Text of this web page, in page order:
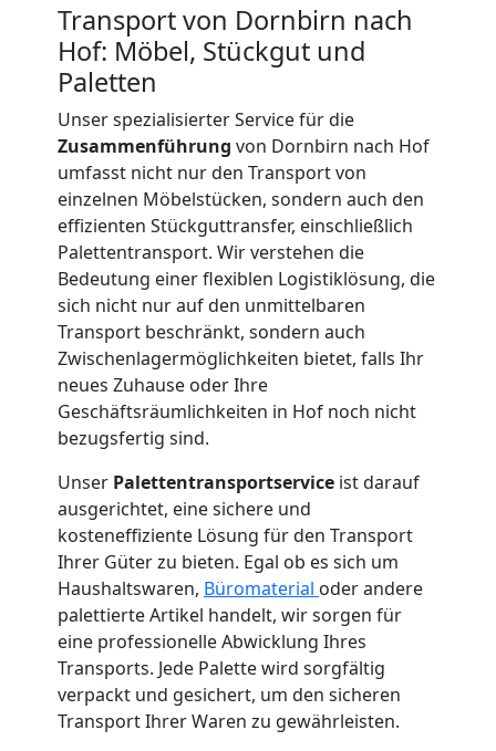
Transport von Dornbirn nach
Hof: Möbel, Stückgut und
Paletten
Unser spezialisierter Service für die
Zusammenführung von Dornbirn nach Hof
umfasst nicht nur den Transport von
einzelnen Möbelstücken, sondern auch den
effizienten Stückguttransfer, einschließlich
Palettentransport. Wir verstehen die
Bedeutung einer flexiblen Logistiklösung, die
sich nicht nur auf den unmittelbaren
Transport beschränkt, sondern auch
Zwischenlagermöglichkeiten bietet, falls Ihr
neues Zuhause oder Ihre
Geschäftsräumlichkeiten in Hof noch nicht
bezugsfertig sind.
Unser Palettentransportservice ist darauf
ausgerichtet, eine sichere und
kosteneffiziente Lösung für den Transport
Ihrer Güter zu bieten. Egal ob es sich um
Haushaltswaren, Büromaterial oder andere
palettierte Artikel handelt, wir sorgen für
eine professionelle Abwicklung Ihres
Transports. Jede Palette wird sorgfältig
verpackt und gesichert, um den sicheren
Transport Ihrer Waren zu gewährleisten.
Internationaler
Umzug
Nationaler
Umzug